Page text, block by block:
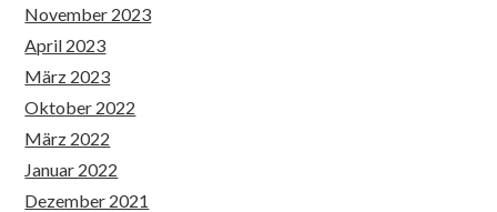
November 2023
April 2023
März 2023
Oktober 2022
März 2022
Januar 2022
Dezember 2021